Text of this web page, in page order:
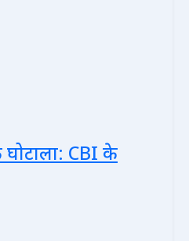
CBI के